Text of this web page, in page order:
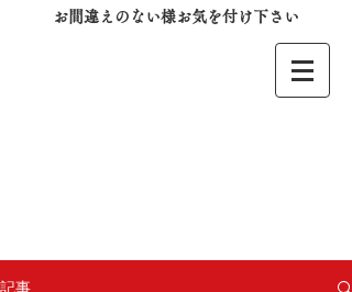
お間違えのない様お気を付け下さい
記事